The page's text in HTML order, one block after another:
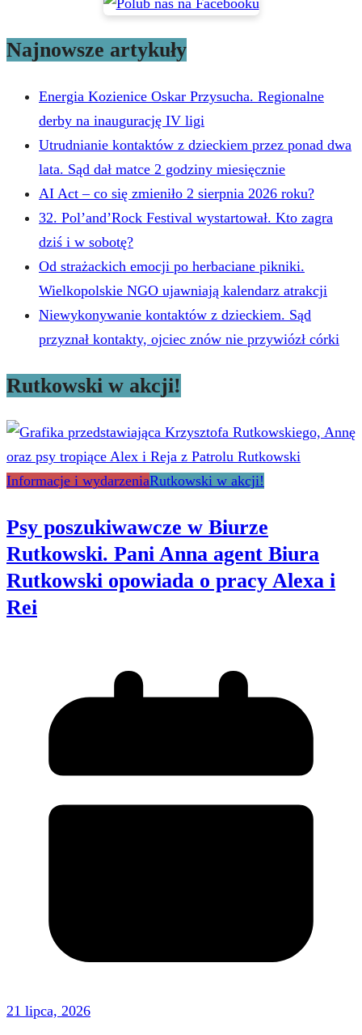
Najnowsze artykuły
Energia Kozienice Oskar Przysucha. Regionalne
derby na inaugurację IV ligi
Utrudnianie kontaktów z dzieckiem przez ponad dwa
lata. Sąd dał matce 2 godziny miesięcznie
AI Act – co się zmieniło 2 sierpnia 2026 roku?
32. Pol’and’Rock Festival wystartował. Kto zagra
dziś i w sobotę?
Od strażackich emocji po herbaciane pikniki.
Wielkopolskie NGO ujawniają kalendarz atrakcji
Niewykonywanie kontaktów z dzieckiem. Sąd
przyznał kontakty, ojciec znów nie przywiózł córki
Rutkowski w akcji!
Informacje i wydarzeniaRutkowski w akcji!
Psy poszukiwawcze w Biurze
Rutkowski. Pani Anna agent Biura
Rutkowski opowiada o pracy Alexa i
Rei
21 lipca, 2026